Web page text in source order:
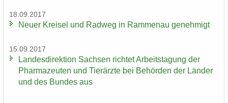
18.09.2017
Neuer Krei­sel und Rad­weg in Ram­men­au ge­neh­migt
15.09.2017
Lan­des­di­rek­ti­on Sach­sen rich­tet Ar­beits­ta­gung der
Phar­ma­zeu­ten und Tier­ärz­te bei Be­hör­den der Län­der
und des Bun­des aus